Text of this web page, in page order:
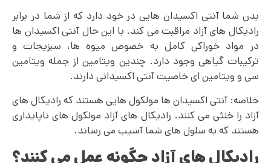
بدن شما آنتی اکسیدان هایی در خود دارد که از شما در برابر
رادیکال های آزاد مراقبت می کند. با این حال آنتی اکسیدان ها
در مواد خوراکی کامل به خصوص میوه ها، سبزیجات و
ترکیبات گیاهی وجود دارد. چندین ویتامین از جمله ویتامین
سی و ویتامین ای خاصیت آنتی اکسیدانی دارند.
خلاصه: آنتی اکسیدان ها مولکول هایی هستند که رادیکال ‌های
آزاد را خنثی می‌ کنند. رادیکال های آزاد مولکول های ناپایداری
هستند که به سلول های شما آسیب می رساند.
رادیکال های آزاد چگونه عمل می کنند؟